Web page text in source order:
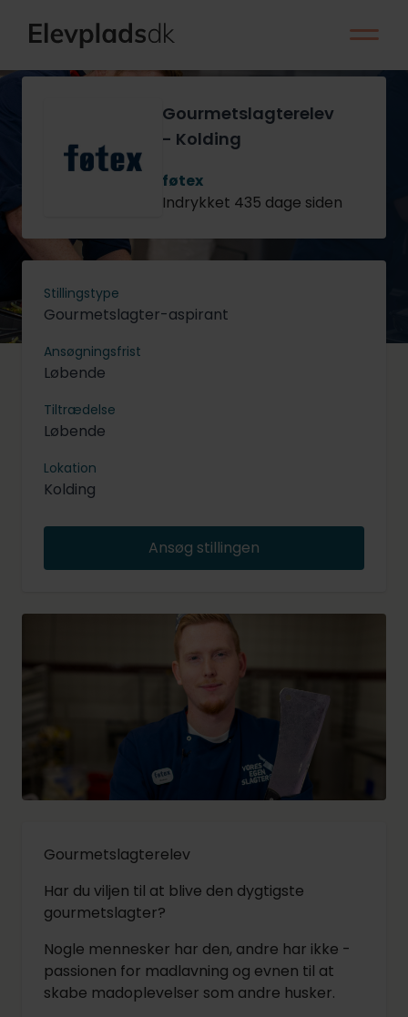
Gourmetslagterelev
- Kolding
føtex
Indrykket 435 dage siden
Stillingstype
Gourmetslagter-aspirant
Ansøgningsfrist
Løbende
Tiltrædelse
Løbende
Lokation
Kolding
Ansøg stillingen
Gourmetslagterelev
Har du viljen til at blive den dygtigste
gourmetslagter?
Nogle mennesker har den, andre har ikke -
passionen for madlavning og evnen til at
skabe madoplevelser som andre husker.